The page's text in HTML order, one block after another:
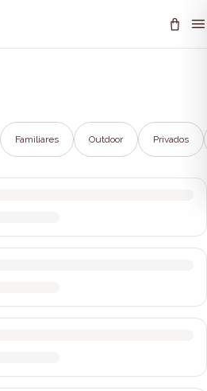
Familiares Outdoor Privados